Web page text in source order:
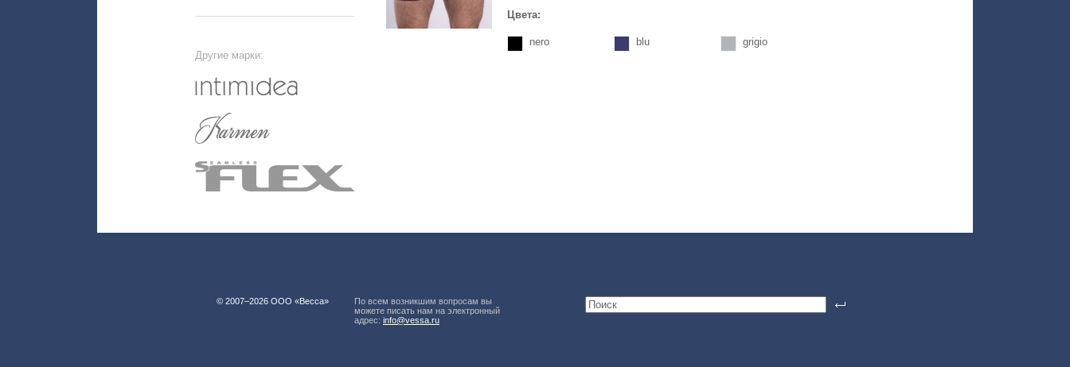
Другие марки:
Цвета:
nero blu grigio
© 2007–2026 ООО «Весса»
По всем возникшим вопросам вы
можете писать нам на электронный
адрес: info@vessa.ru